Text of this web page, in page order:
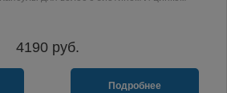
4190руб.
Подробнее